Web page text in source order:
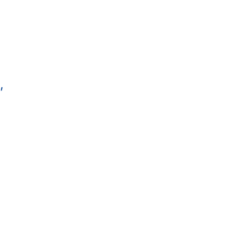
,